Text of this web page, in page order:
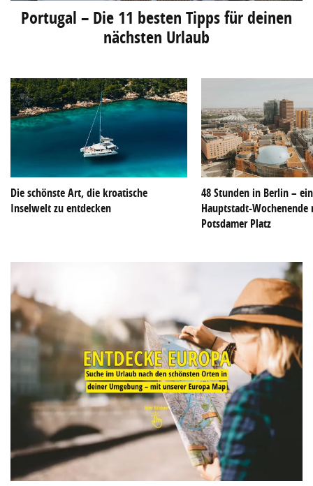
Portugal – Die 11 besten Tipps für deinen
nächsten Urlaub
Die schönste Art, die kroatische
Inselwelt zu entdecken
48 Stunden in Berlin –
Hauptstadt-
Potsdamer Platz